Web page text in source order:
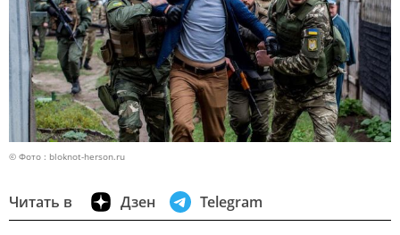
© Фото : bloknot-herson.ru
Читать в Дзен Telegram